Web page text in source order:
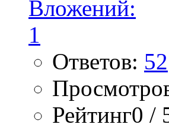
Ответов: 52
Рейтинг0 /